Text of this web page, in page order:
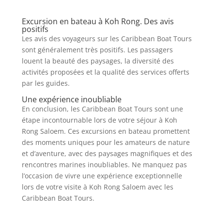
Excursion en bateau à Koh Rong. Des avis
positifs
Les avis des voyageurs sur les Caribbean Boat Tours
sont généralement très positifs. Les passagers
louent la beauté des paysages, la diversité des
activités proposées et la qualité des services offerts
par les guides.
Une expérience inoubliable
En conclusion, les Caribbean Boat Tours sont une
étape incontournable lors de votre séjour à Koh
Rong Saloem. Ces excursions en bateau promettent
des moments uniques pour les amateurs de nature
et d’aventure, avec des paysages magnifiques et des
rencontres marines inoubliables. Ne manquez pas
l’occasion de vivre une expérience exceptionnelle
lors de votre visite à Koh Rong Saloem avec les
Caribbean Boat Tours.